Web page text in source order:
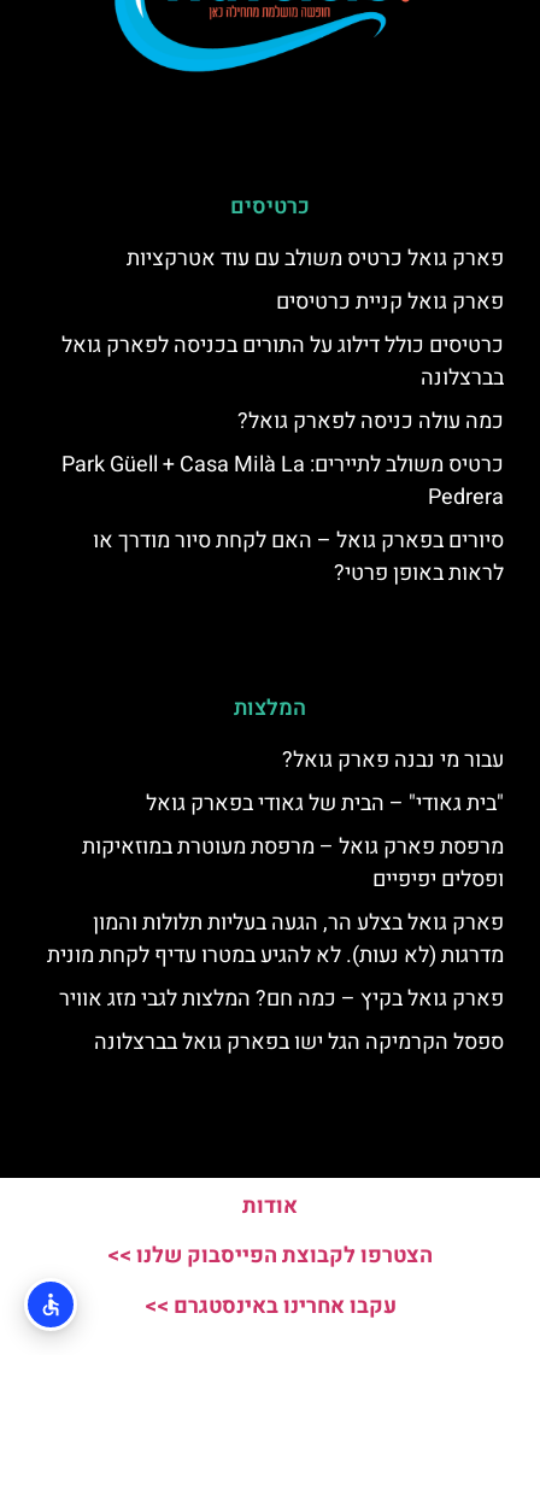
כרטיסים
פארק גואל כרטיס משולב עם עוד אטרקציות
פארק גואל קניית כרטיסים
כרטיסים כולל דילוג על התורים בכניסה לפארק גואל
בברצלונה
כמה עולה כניסה לפארק גואל?
כרטיס משולב לתיירים: Park Güell + Casa Milà La
Pedrera
סיורים בפארק גואל – האם לקחת סיור מודרך או
לראות באופן פרטי?
המלצות
עבור מי נבנה פארק גואל?
"בית גאודי" – הבית של גאודי בפארק גואל
מרפסת פארק גואל – מרפסת מעוטרת במוזאיקות
ופסלים יפיפיים
פארק גואל בצלע הר, הגעה בעליות תלולות והמון
מדרגות (לא נעות). לא להגיע במטרו עדיף לקחת מונית
פארק גואל בקיץ – כמה חם? המלצות לגבי מזג אוויר
ספסל הקרמיקה הגל ישו בפארק גואל בברצלונה
אודות
הצטרפו לקבוצת הפייסבוק שלנו >>
עקבו אחרינו באינסטגרם >>